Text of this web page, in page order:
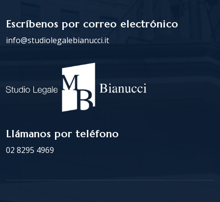
Escríbenos por correo electrónico
info@studiolegalebianucci.it
Llámanos por teléfono
02 8295 4969